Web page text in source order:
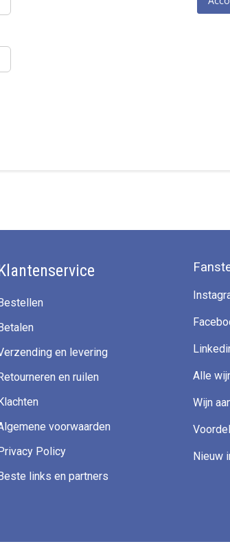
Bestellen
Betalen
en levering
Retourneren en ruilen
Klachten
voorwaarden
Privacy Policy
Beste links en partners
Alle
Wijn
Nieuw